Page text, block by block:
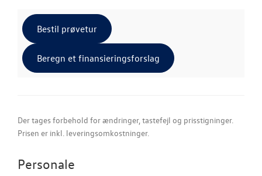
Bestil prøvetur
Beregn et finansieringsforslag
Der tages forbehold for ændringer, tastefejl og prisstigninger.
Prisen er inkl. leveringsomkostninger.
Personale